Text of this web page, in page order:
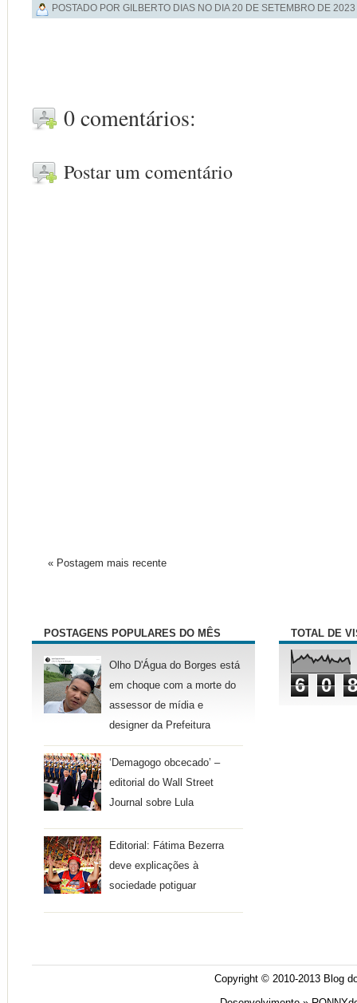
POSTADO POR GILBERTO DIAS NO DIA20 DE SETEMBRO DE 2023
0 comentários:
Postar um comentário
« Postagem mais recente
POSTAGENS POPULARES DO MÊS
Olho D'Água do Borges está
em choque com a morte do
assessor de mídia e
designer da Prefeitura
‘Demagogo obcecado’ –
editorial do Wall Street
Journal sobre Lula
Editorial: Fátima Bezerra
deve explicações à
sociedade potiguar
TOTAL DE
6 0 8
Copyright © 2010-2013 Blog